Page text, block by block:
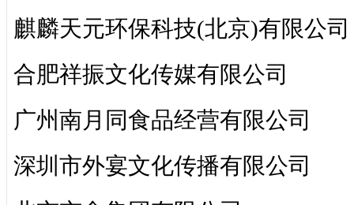
麒麟天元环保科技(北京)有限公司
合肥祥振文化传媒有限公司
广州南月同食品经营有限公司
深圳市外宴文化传播有限公司